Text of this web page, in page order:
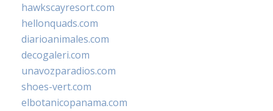
hawkscayresort.com
hellonquads.com
diarioanimales.com
decogaleri.com
unavozparadios.com
shoes-vert.com
elbotanicopanama.com